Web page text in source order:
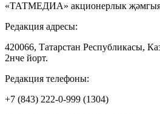
«ТАТМЕДИА» акционерлык
Редакция адресы:
420066, Татарстан Республикасы,
2нче йорт.
Редакция телефоны:
+7 (843) 222-0-999 (1304)